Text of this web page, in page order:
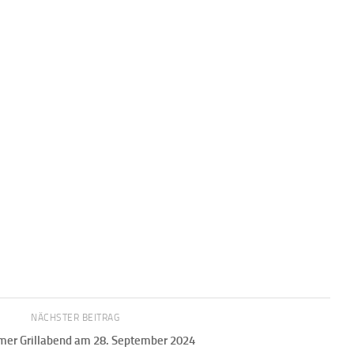
NÄCHSTER BEITRAG
Grillabend am 28. September 2024